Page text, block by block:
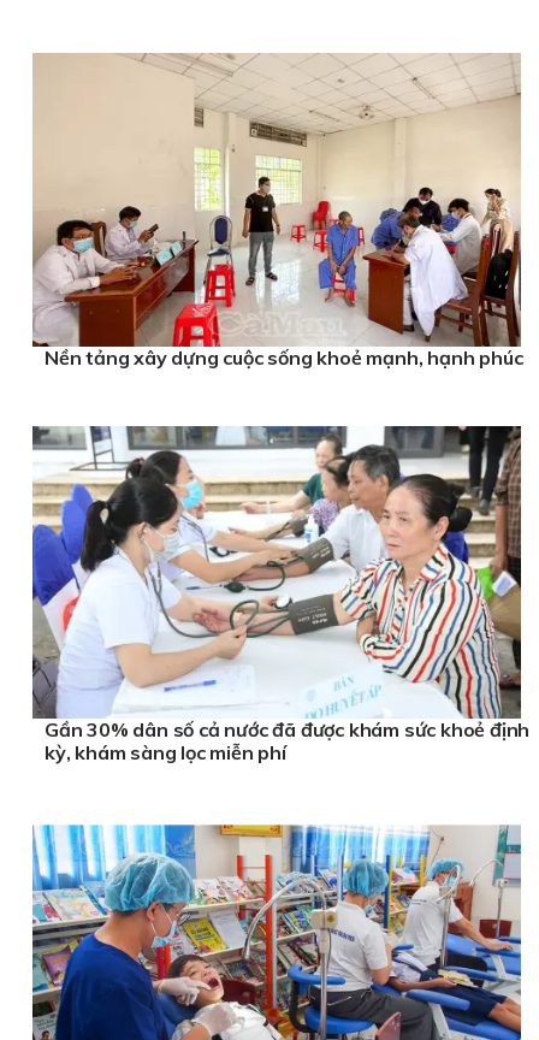
Nền tảng xây dựng cuộc sống khoẻ mạnh, hạnh phúc
Gần 30% dân số cả nước đã được khám sức khoẻ định
kỳ, khám sàng lọc miễn phí